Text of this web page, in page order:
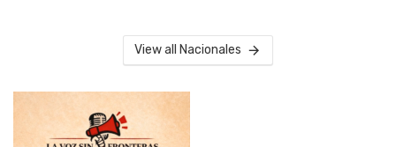
View all Nacionales